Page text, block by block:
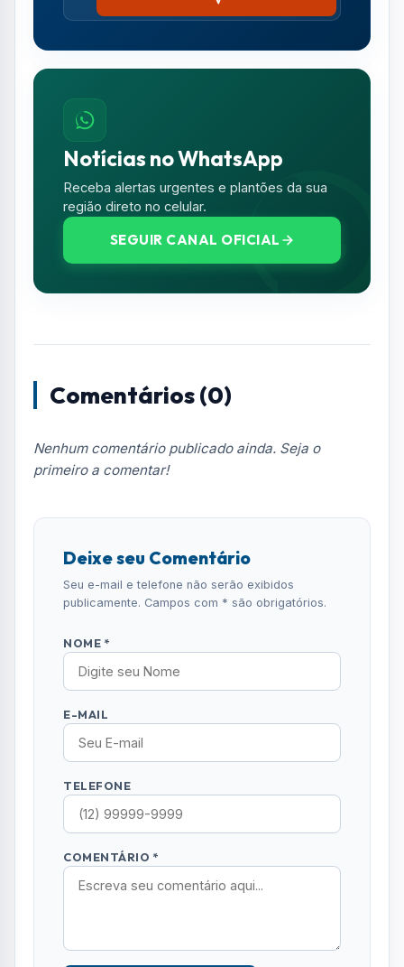
Comentários (0)
Nenhum comentário publicado ainda. Seja o
Deixe seu Comentário
Seu e-mail e telefone não serão exibidos
NOME *
COMENTÁRIO *
ENVIAR COMENTÁRIO
Leia Também
Mulher é arrastada no capô de carro